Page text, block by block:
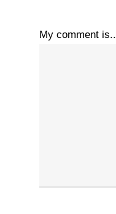
My comment is..